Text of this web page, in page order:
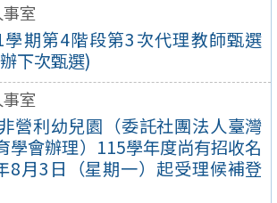
事室
期第4階段第3次代理教師甄選
下次甄選)
事室
營利幼兒園（委託社團法人臺灣
學會辦理）115學年度尚有招收名
8月3日（星期一）起受理候補登